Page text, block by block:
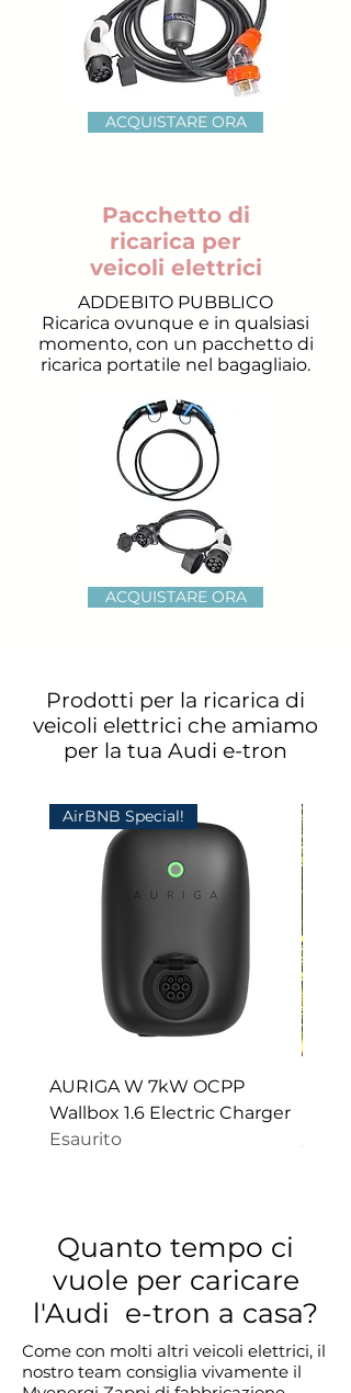
ACQUISTARE ORA
Pacchetto di
ricarica per
veicoli elettrici
ADDEBITO PUBBLICO
Ricarica ovunque e in qualsiasi
momento, con un pacchetto di
ricarica portatile nel bagagliaio.
ACQUISTARE ORA
Prodotti per la ricarica di
veicoli elettrici che amiamo
per la tua Audi e-tron
AirBNB Special!
AURIGA W 7kW OCPP
Wallbox 1.6 Electric Charger
Esaurito
Prezzo
Quanto tempo ci
vuole per caricare
l'Audi e-tron a casa?
Come con molti altri veicoli elettrici, il
nostro team consiglia vivamente il